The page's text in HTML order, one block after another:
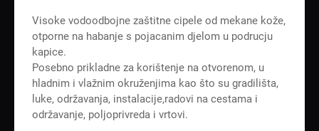
Visoke vodoodbojne zaštitne cipele od mekane kože,
otporne na habanje s pojacanim djelom u podrucju
kapice.
Posebno prikladne za korištenje na otvorenom, u
hladnim i vlažnim okruženjima kao što su gradilišta,
luke, održavanja, instalacije,radovi na cestama i
održavanje, poljoprivreda i vrtovi.